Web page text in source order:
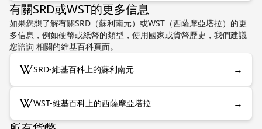
有關SRD或WST的更多信息
如果您想了解有關SRD（蘇利南元）或WST（西薩摩亞塔拉）的更
多信息，例如硬幣或紙幣的類型，使用國家或貨幣歷史，我們建議
您諮詢 相關的維基百科頁面。
SRD-維基百科上的蘇利南元 →
WST-維基百科上的西薩摩亞塔拉 →